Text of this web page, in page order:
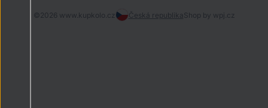
©2026 www.kupkolo.cz Česká republika Shop by wpj.cz